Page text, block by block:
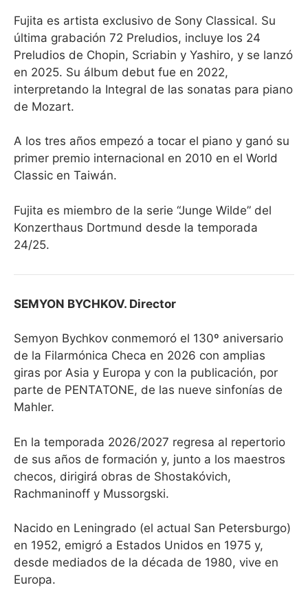
Fujita es artista exclusivo de Sony Classical. Su
última grabación 72 Preludios, incluye los 24
Preludios de Chopin, Scriabin y Yashiro, y se lanzó
en 2025. Su álbum debut fue en 2022,
interpretando la Integral de las sonatas para piano
de Mozart.
A los tres años empezó a tocar el piano y ganó su
primer premio internacional en 2010 en el World
Classic en Taiwán.
Fujita es miembro de la serie “Junge Wilde” del
Konzerthaus Dortmund desde la temporada
24/25.
SEMYON BYCHKOV. Director
Semyon Bychkov conmemoró el 130º aniversario
de la Filarmónica Checa en 2026 con amplias
giras por Asia y Europa y con la publicación, por
parte de PENTATONE, de las nueve sinfonías de
Mahler.
En la temporada 2026/2027 regresa al repertorio
de sus años de formación y, junto a los maestros
checos, dirigirá obras de Shostakóvich,
Rachmaninoff y Mussorgski.
Nacido en Leningrado (el actual San Petersburgo)
en 1952, emigró a Estados Unidos en 1975 y,
desde mediados de la década de 1980, vive en
Europa.